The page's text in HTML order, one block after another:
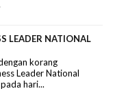
LEADER NATIONAL
korang
Leader National
hari...